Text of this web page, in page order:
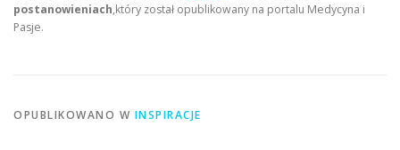
postanowieniach,który został opublikowany na portalu Medycyna i
Pasje.
OPUBLIKOWANO W INSPIRACJE